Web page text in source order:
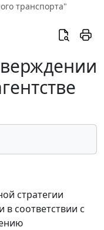
транспорта"
стратегии
соответствии с